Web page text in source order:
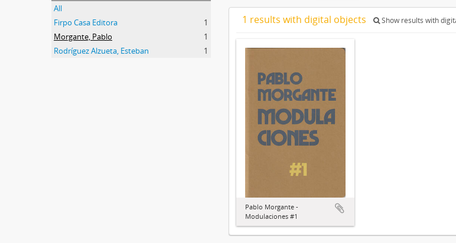
All
Firpo Casa Editora
1
Morgante, Pablo
1
Rodríguez Alzueta, Esteban
1
1 results with digital objects Show results with
Pablo Morgante -
Modulaciones #1